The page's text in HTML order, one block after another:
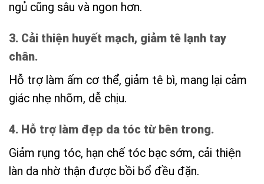
ngủ cũng sâu và ngon hơn.
3. Cải thiện huyết mạch, giảm tê lạnh tay
chân.
Hỗ trợ làm ấm cơ thể, giảm tê bì, mang lại cảm
giác nhẹ nhõm, dễ chịu.
4. Hỗ trợ làm đẹp da tóc từ bên trong.
Giảm rụng tóc, hạn chế tóc bạc sớm, cải thiện
làn da nhờ thận được bồi bổ đều đặn.